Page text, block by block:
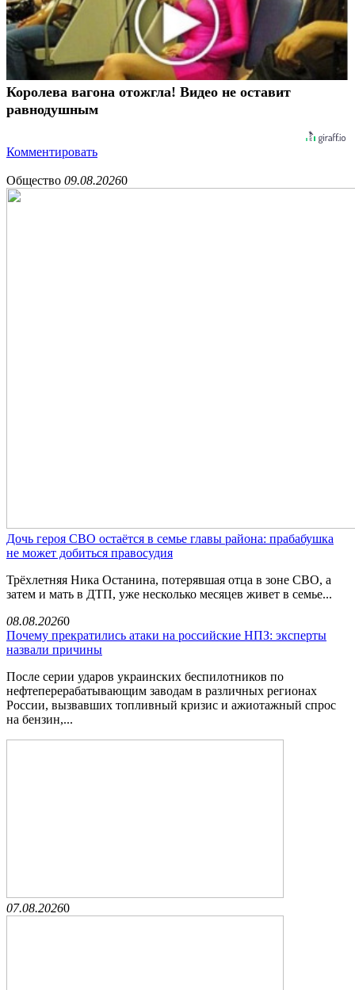
Королева вагона отожгла! Видео не оставит
равнодушным
Комментировать
Общество 09.08.20260
Дочь героя СВО остаётся в семье главы района: прабабушка
не может добиться правосудия
Трёхлетняя Ника Останина, потерявшая отца в зоне СВО, а
затем и мать в ДТП, уже несколько месяцев живет в семье...
08.08.20260
Почему прекратились атаки на российские НПЗ: эксперты
назвали причины
После серии ударов украинских беспилотников по
нефтеперерабатывающим заводам в различных регионах
России, вызвавших топливный кризис и ажиотажный спрос
на бензин,...
07.08.20260